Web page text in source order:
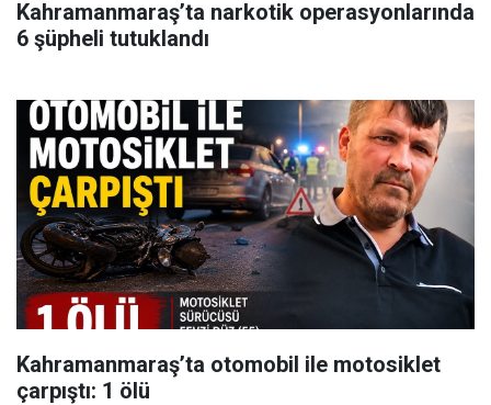
Kahramanmaraş’ta narkotik operasyonlarında
6 şüpheli tutuklandı
Kahramanmaraş’ta otomobil ile motosiklet
çarpıştı: 1 ölü